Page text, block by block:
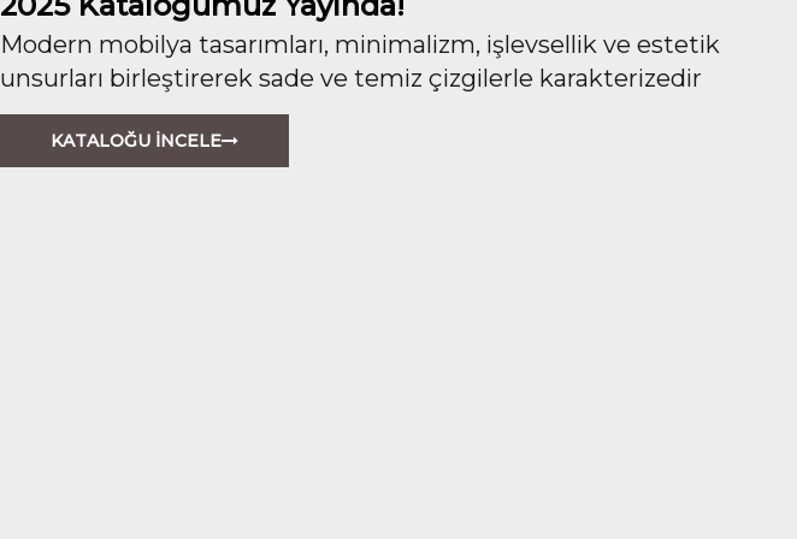
Modern mobilya tasarımları, minimalizm, işlevsellik ve estetik
unsurları birleştirerek sade ve temiz çizgilerle karakterizedir
KATALOĞU İNCELE